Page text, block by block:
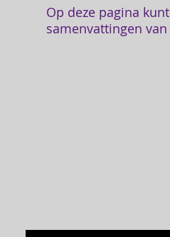
Op deze pagina
samenvattingen